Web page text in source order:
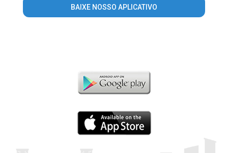
BAIXE NOSSO APLICATIVO